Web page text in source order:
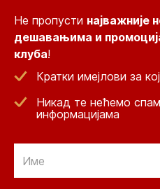
Не пропусти најважније
дешавањима и
клуба!
Кратки имејлови за
Никад те нећемо
информацијама